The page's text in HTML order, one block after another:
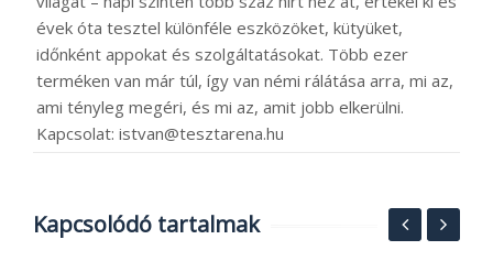
évek óta tesztel különféle eszközöket, kütyüket,
időnként appokat és szolgáltatásokat. Több ezer
terméken van már túl, így van némi rálátása arra, mi az,
ami tényleg megéri, és mi az, amit jobb elkerülni.
Kapcsolat: istvan@tesztarena.hu
Kapcsolódó tartalmak